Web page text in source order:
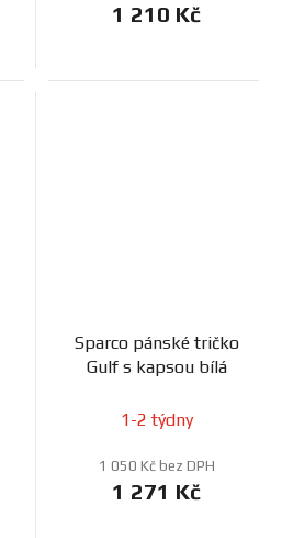
1 210 Kč
Sparco pánské tričko
Gulf s kapsou bílá
1-2 týdny
1 050 Kč bez DPH
1 271 Kč